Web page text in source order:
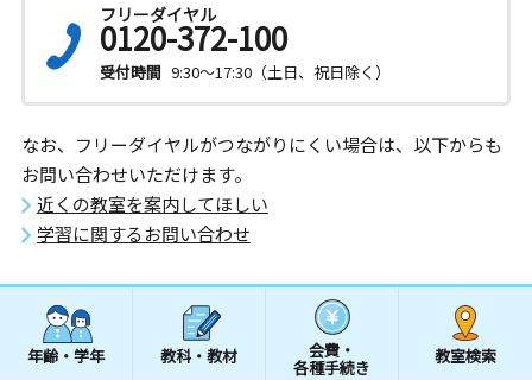
フリーダイヤル
0120-372-100
受付時間 9:30～17:30（土日、祝日除く）
なお、フリーダイヤルがつながりにくい場合は、以下からも
お問い合わせいただけます。
近くの教室を案内してほしい
学習に関するお問い合わせ
年齢・学年 教科・教材 会費・
各種手続き
教室検索